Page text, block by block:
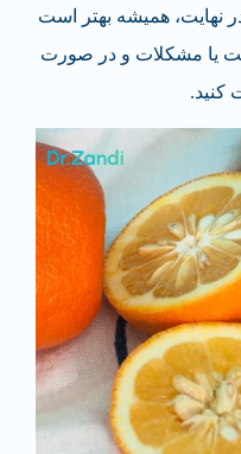
نهایت، همیشه بهتر است
یا مشکلات و در صورت
کنید.